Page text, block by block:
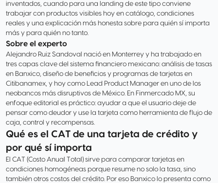
inventados, cuando para una landing de este tipo conviene
trabajar con productos visibles hoy en catálogo, condiciones
reales y una explicación más honesta sobre para quién sí importa
más y para quién no tanto.
Sobre el experto
Alejandro Ruiz Sandoval nació en Monterrey y ha trabajado en
tres capas clave del sistema financiero mexicano: análisis de tasas
en Banxico, diseño de beneficios y programas de tarjetas en
Citibanamex, y hoy como Lead Product Manager en uno de los
neobancos más disruptivos de México. En Finmercado MX, su
enfoque editorial es práctico: ayudar a que el usuario deje de
pensar como deudor y use la tarjeta como herramienta de flujo de
caja, control y recompensas.
Qué es el CAT de una tarjeta de crédito y
por qué sí importa
El CAT (Costo Anual Total) sirve para comparar tarjetas en
condiciones homogéneas porque resume no solo la tasa, sino
también otros costos del crédito. Por eso Banxico lo presenta como